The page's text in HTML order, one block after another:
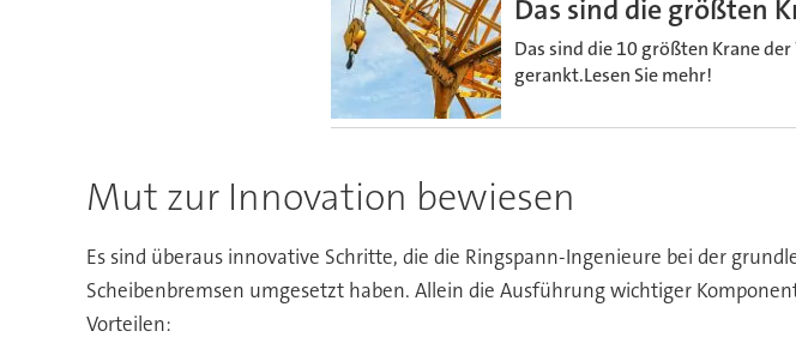
Das sind die größten
Das sind die 10 größten Krane
gerankt.Lesen Sie mehr!
Mut zur Innovation bewiesen
Es sind überaus innovative Schritte, die die Ringspann-Ingenieure bei der
Scheibenbremsen umgesetzt haben. Allein die Ausführung wichtiger
Vorteilen: